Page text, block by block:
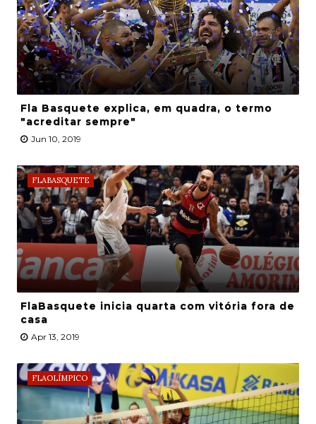
Fla Basquete explica, em quadra, o termo
"acreditar sempre"
Jun 10, 2019
FLABASQUETE
FlaBasquete inicia quarta com vitória fora de
casa
Apr 13, 2019
FLAOLÍMPICO